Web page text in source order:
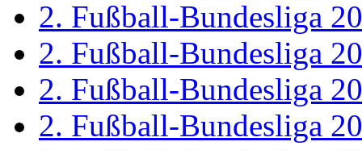
2. Fußball-Bundesliga
2. Fußball-Bundesliga
2. Fußball-Bundesliga
2. Fußball-Bundesliga